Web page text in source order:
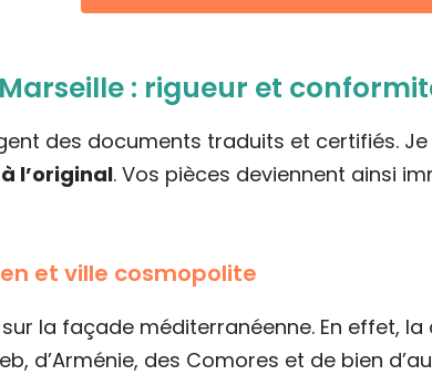
: rigueur et
des documents traduits et certifiés.
l’original. Vos pièces deviennent ainsi
et ville cosmopolite
la façade méditerranéenne. En effet,
d’Arménie, des Comores et de bien